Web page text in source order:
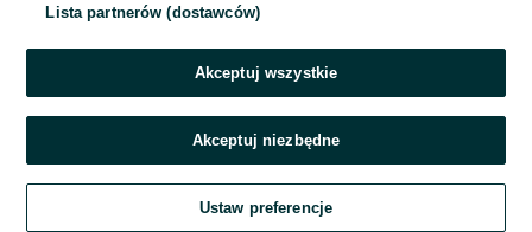
Lista partnerów (dostawców)
Akceptuj wszystkie
Akceptuj niezbędne
Ustaw preferencje